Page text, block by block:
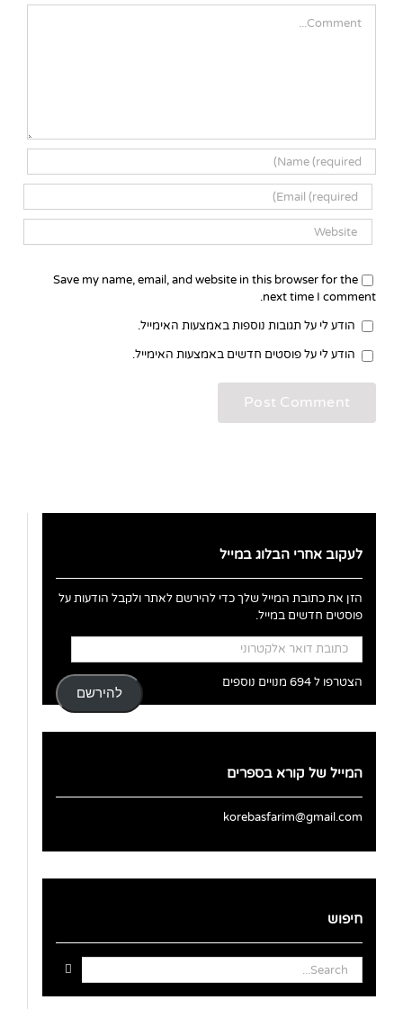
Save my name, email, and website in this browser for the
next time I comment.
הודע לי על תגובות נוספות באמצעות האימייל.
הודע לי על פוסטים חדשים באמצעות האימייל.
לעקוב אחרי הבלוג במייל
הזן את כתובת המייל שלך כדי להירשם לאתר ולקבל הודעות על
פוסטים חדשים במייל.
כתובת
דואר
אלקטרוני
להירשם
הצטרפו ל 694 מנויים נוספים
המייל של קורא בספרים
korebasfarim@gmail.com
חיפוש
Search
for: